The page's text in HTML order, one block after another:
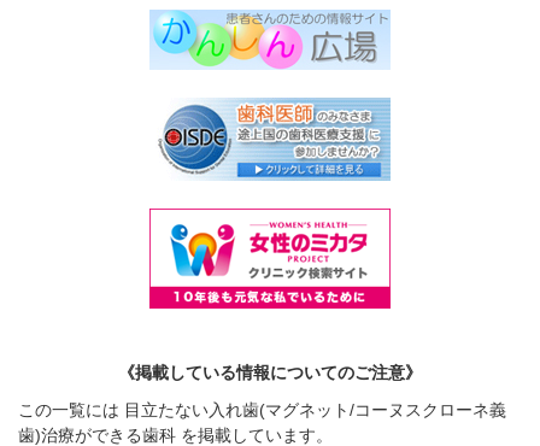
《掲載している情報についてのご注意》
この一覧には 目立たない入れ歯(マグネット/コーヌスクローネ義
歯)治療ができる歯科 を掲載しています。